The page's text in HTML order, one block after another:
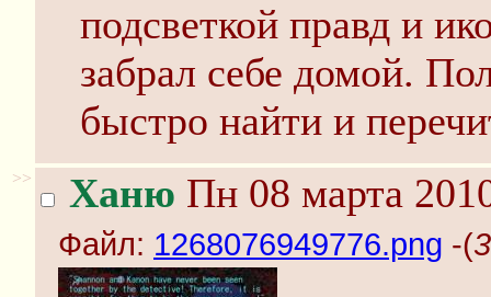
подсветкой правд и
забрал себе домой.
быстро найти и
>> Ханю Пн 08 марта
Файл: 1268076949776.png -(